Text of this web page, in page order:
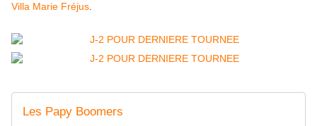
Villa Marie Fréjus
Les Papy Boomers